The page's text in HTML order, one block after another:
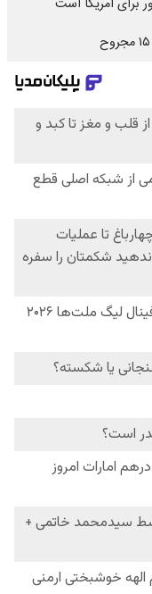
برای آمریکا است